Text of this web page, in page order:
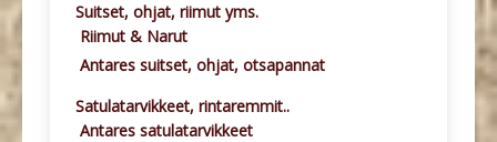
Suitset, ohjat, riimut yms.
Riimut & Narut
Antares suitset, ohjat, otsapannat
Satulatarvikkeet, rintaremmit..
Antares satulatarvikkeet